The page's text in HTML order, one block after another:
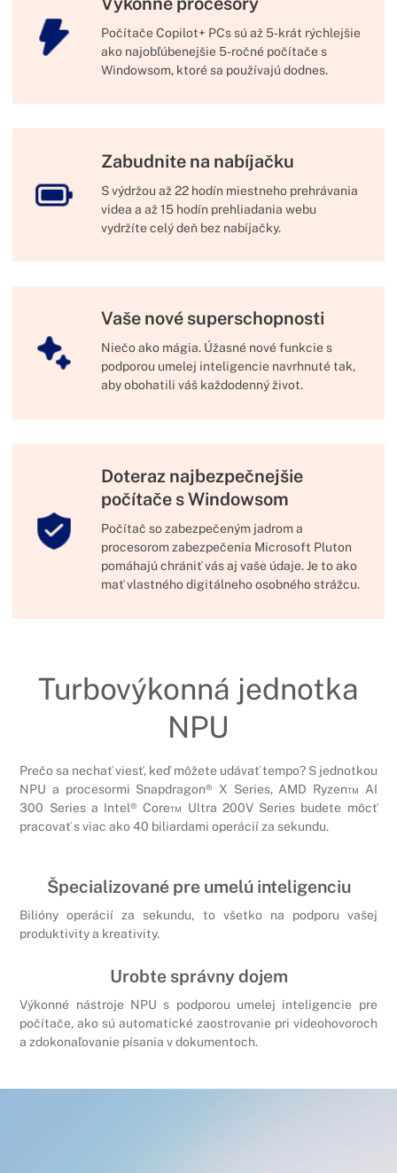
Počítače Copilot+ PCs sú až 5-krát rýchlejšie
ako najobľúbenejšie 5-ročné počítače s
Windowsom, ktoré sa používajú dodnes.
Zabudnite na nabíjačku
S výdržou až 22 hodín miestneho prehrávania
videa a až 15 hodín prehliadania webu
vydržíte celý deň bez nabíjačky.
Vaše nové superschopnosti
Niečo ako mágia. Úžasné nové funkcie s
podporou umelej inteligencie navrhnuté tak,
aby obohatili váš každodenný život.
Doteraz najbezpečnejšie
počítače s Windowsom
Počítač so zabezpečeným jadrom a
procesorom zabezpečenia Microsoft Pluton
pomáhajú chrániť vás aj vaše údaje. Je to ako
mať vlastného digitálneho osobného strážcu.
Turbovýkonná jednotka
NPU
Prečo sa nechať viesť, keď môžete udávať tempo? S jednotkou
NPU a procesormi Snapdragon® X Series, AMD Ryzen™ AI
300 Series a Intel® Core™ Ultra 200V Series budete môcť
pracovať s viac ako 40 biliardami operácií za sekundu.
Špecializované pre umelú inteligenciu
Bilióny operácií za sekundu, to všetko na podporu vašej
produktivity a kreativity.
Urobte správny dojem
Výkonné nástroje NPU s podporou umelej inteligencie pre
počítače, ako sú automatické zaostrovanie pri videohovoroch
a zdokonaľovanie písania v dokumentoch.